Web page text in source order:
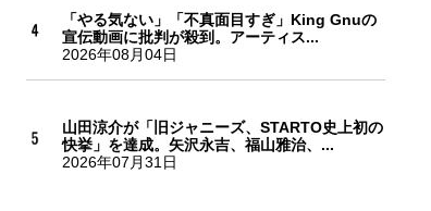
「やる気ない」「不真面目すぎ」King Gnuの
宣伝動画に批判が殺到。アーティス...
2026年08月04日
山田涼介が「旧ジャニーズ、STARTO史上初の
快挙」を達成。矢沢永吉、福山雅治、...
2026年07月31日